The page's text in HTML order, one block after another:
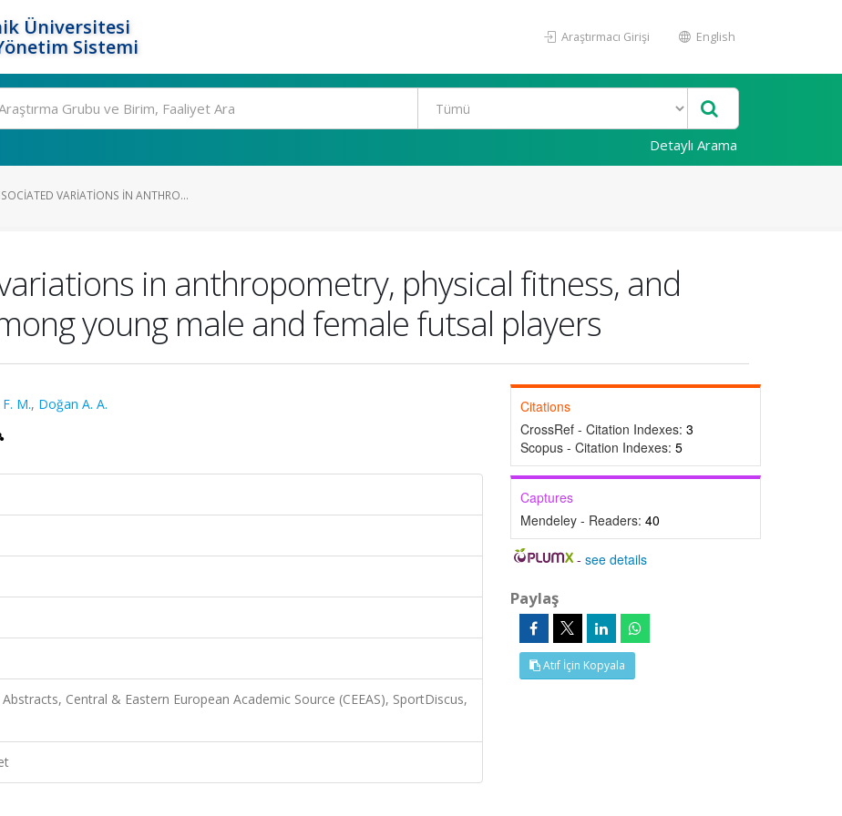
Üniversitesi
Sistemi
Araştırmacı Girişi English
Detaylı Arama
VARIATIONS IN ANTHRO...
in anthropometry, physical fitness, and
young male and female futsal players
M., Doğan A. A.
Central & Eastern European Academic Source (CEEAS), SportDiscus,
Citations
CrossRef - Citation Indexes: 3
Scopus - Citation Indexes: 5
Captures
Mendeley - Readers: 40
-see details
Paylaş
Atıf İçin Kopyala